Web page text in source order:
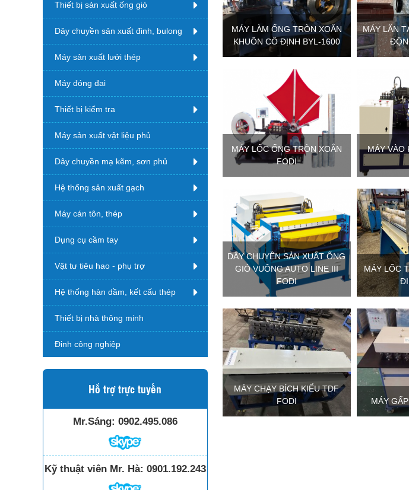
MÁY LÀM ỐNG TRÒN XOẮN
KHUÔN CỐ ĐỊNH BYL-1600
MÁY LĂN
MÁY LỐC ỐNG TRÒN XOẮN
FODI
MÁY VÀO
DÂY CHUYỀN SẢN XUẤT ỐNG
GIÓ VUÔNG AUTO LINE III
FODI
MÁY LỐC
MÁY CHẠY BÍCH KIỂU TDF
FODI
MÁY
Thiết bị sản xuất ống gió
Dây chuyền sản xuất đinh, bulong
Máy sản xuất lưới thép
Máy đóng đai
Thiết bị kiểm tra
Máy sản xuất vật liệu phủ
Dây chuyền mạ kẽm, sơn phủ
Hệ thống sản xuất gạch
Máy cán tôn, thép
Dụng cụ cầm tay
Vật tư tiêu hao - phụ trợ
Hệ thống hàn dầm, kết cấu thép
Thiết bị nhà thông minh
Đinh công nghiệp
Hỗ trợ trực tuyến
Mr.Sáng: 0902.495.086
Kỹ thuật viên Mr. Hà: 0901.192.243